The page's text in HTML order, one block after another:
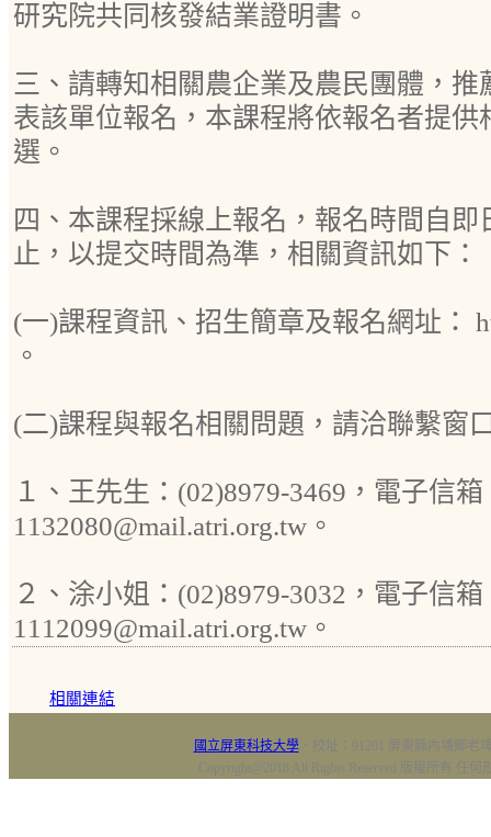
研究院共同核發結業證明書。
三、請轉知相關農企業及農民團體，
表該單位報名，本課程將依報名者提供
選。
四、本課程採線上報名，報名時間自即
止，以提交時間為準，相關資訊如下：
(一)課程資訊、招生簡章及報名網址：
。
(二)課程與報名相關問題，請洽聯繫窗
１、王先生：(02)8979-3469，電子信箱
1132080@mail.atri.org.tw。
２、涂小姐：(02)8979-3032，電子信箱
1112099@mail.atri.org.tw。
相關連結
國立屏東科技大學‧校址：91201 屏東縣內埔鄉老